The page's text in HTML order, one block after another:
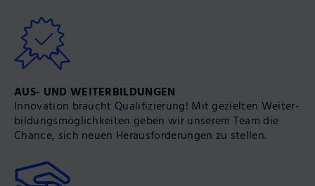
AUS- UND WEITER­BILDUNGEN
Innovation braucht Qualifi­zierung! Mit gezielten Weiter­
bildungs­möglichkeiten geben wir unserem Team die
Chance, sich neuen Heraus­forderungen zu stellen.